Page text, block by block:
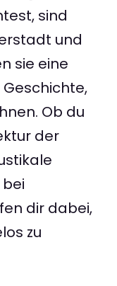
sind
und
sie eine
Ob du
der
dir dabei,
zu